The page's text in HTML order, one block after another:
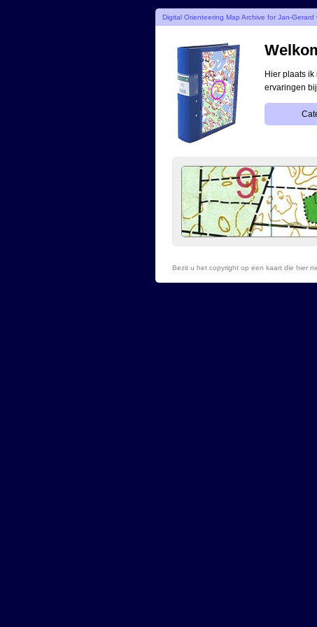
Digital Orienteering Map Archive for Jan-Gerard
Hier plaats
ervaringen
Bezit u het copyright op een kaart die hier